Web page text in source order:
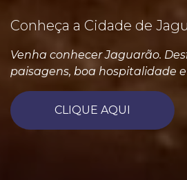
Conheça a Cidade de
Venha conhecer Jaguarão.
paisagens, boa hospitalidade
CLIQUE AQUI